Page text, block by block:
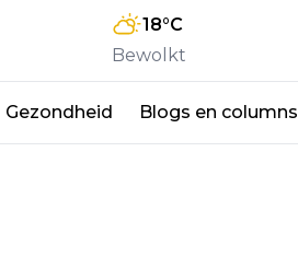
18°C
Bewolkt
Gezondheid Blogs en columns